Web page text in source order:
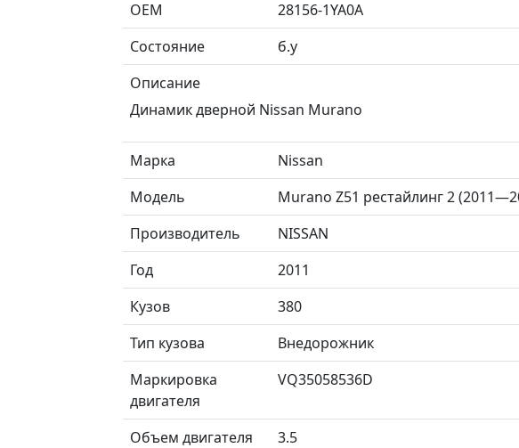
ОЕМ
28156-1YA0A
Состояние
б.у
Описание
Динамик дверной Nissan Murano
Марка
Nissan
Модель
Murano Z51 рестайлинг 2
Производитель
NISSAN
Год
2011
Кузов
380
Тип кузова
Внедорожник
Маркировка
двигателя
VQ35058536D
Объем двигателя
3.5